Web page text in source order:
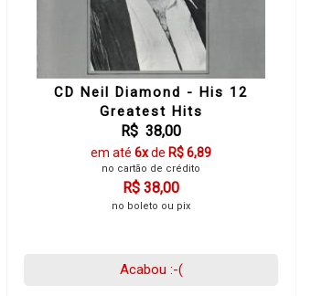
CD Neil Diamond - His 12
Greatest Hits
R$ 38,00
em até6xde R$ 6,89
no cartão de crédito
R$ 38,00
no boleto ou pix
Acabou :-(